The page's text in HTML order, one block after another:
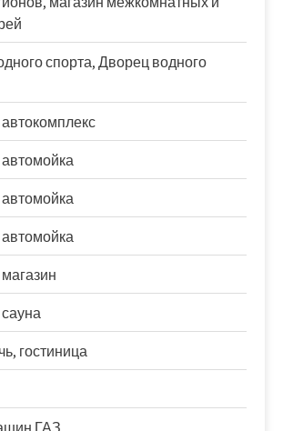
спорта, Дворец водного
гостиница